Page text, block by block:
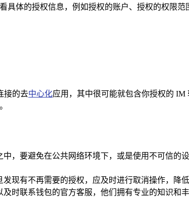
体的授权信息，例如授权的账户、授权的权限范
接的去中心化应用，其中很可能就包含你授权的 IM
，要避免在公共网络环境下，或是使用不可信的
现有不再需要的授权，应及时进行取消操作，降低
时联系钱包的官方客服，他们拥有专业的知识和